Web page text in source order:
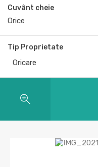
Cuvânt cheie
Tip Proprietate
Oricare